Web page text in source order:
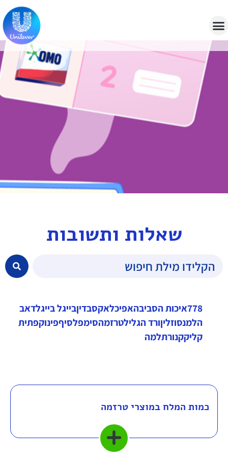
שאלות ותשובות
778איכות הסביבהאפיכלאקסבדיןבייגל בייגלדאב
הלמנסוזליןורד הגלילטרזמהסימפלסיףפינוקפתית
קליקקנורתלמה
כמות המלח במוצרי טרזמה